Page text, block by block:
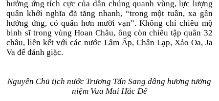
hưởng ứng tích cực của dân chúng quanh vùng, lực lượng
quân khởi nghĩa đã tăng nhanh, “trong một tuần, xa gần
hưởng ứng, có quân hơn mười vạn”. Không chỉ chiêu mộ
binh sĩ trong vùng Hoan Châu, ông còn chiêu tập quân 32
châu, liên kết với các nước Lâm Ấp, Chân Lạp, Xảo Oa, Ja
Va để đánh giặc.
Nguyên Chủ tịch nước Trương Tấn Sang dâng hương tưởng
niệm Vua Mai Hắc Đế